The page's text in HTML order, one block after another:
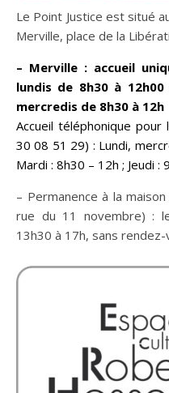
Le Point Justice est situé
Merville, place de la
– Merville : accueil
lundis de 8h30 à
mercredis de 8h30 à 12h
Accueil téléphonique
30 08 51 29) : Lundi,
Mardi : 8h30 – 12h ; Jeudi :
– Permanence à la
rue du 11 novembre) :
13h30 à 17h, sans rendez-